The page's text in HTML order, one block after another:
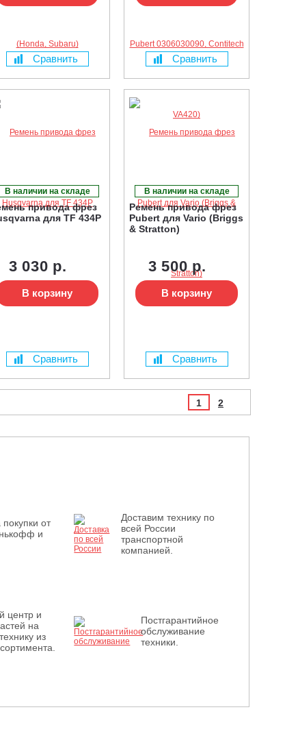
Сравнить Сравнить
В наличии на складе
привода фрез
для TF 434P
3 030 р.
В корзину
Сравнить
В наличии на складе
Ремень привода фрез
Pubert для Vario (Briggs
& Stratton)
3 500 р.
В корзину
Сравнить
1 2
от
и
Доставим технику по
всей России
транспортной
компанией.
центр и
на
из
Постгарантийное
обслуживание
техники.